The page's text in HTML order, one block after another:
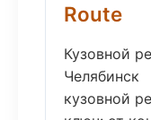
Route
Кузовной
Челябинск
кузовной